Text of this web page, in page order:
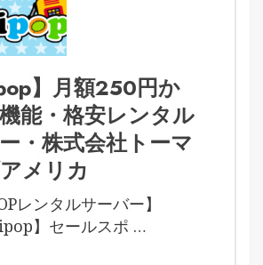
】月額250円か
能・格安レンタル
・株式会社トーマ
メリカ
レンタルサーバー】
】セールスポ …